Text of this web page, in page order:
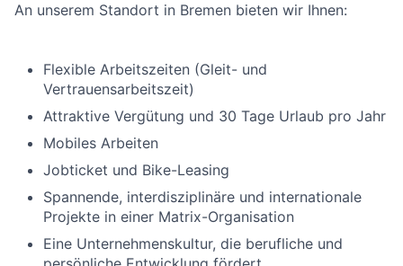
An unserem Standort in Bremen bieten wir Ihnen:
Flexible Arbeitszeiten (Gleit- und
Vertrauensarbeitszeit)
Attraktive Vergütung und 30 Tage Urlaub pro Jahr
Mobiles Arbeiten
Jobticket und Bike-Leasing
Spannende, interdisziplinäre und internationale
Projekte in einer Matrix-Organisation
Eine Unternehmenskultur, die berufliche und